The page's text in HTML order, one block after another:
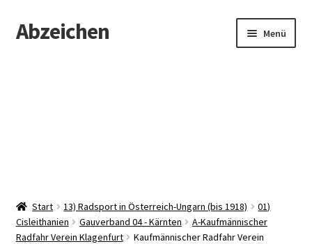
Zur
Navigation
Zum
Inhalt
Abzeichen Menü
Start 13) Radsport in Österreich-Ungarn (bis 1918)
01)
Cisleithanien
Gauverband 04 - Kärnten
A-Kaufmännischer
Radfahr Verein Klagenfurt
Kaufmännischer Radfahr Verein